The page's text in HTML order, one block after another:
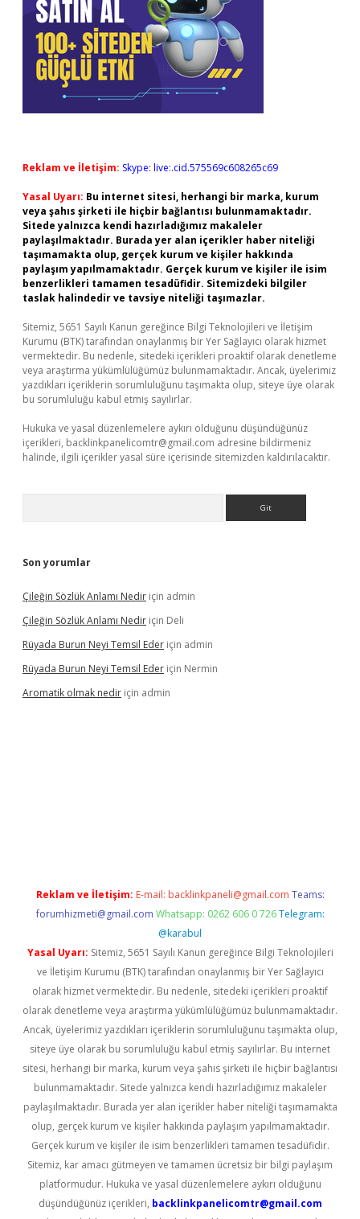
Reklam ve İletişim: Skype: live:.cid.575569c608265c69
Yasal Uyarı: Bu internet sitesi, herhangi bir marka, kurum
veya şahıs şirketi ile hiçbir bağlantısı bulunmamaktadır.
Sitede yalnızca kendi hazırladığımız makaleler
paylaşılmaktadır. Burada yer alan içerikler haber niteliği
taşımamakta olup, gerçek kurum ve kişiler hakkında
paylaşım yapılmamaktadır. Gerçek kurum ve kişiler ile isim
benzerlikleri tamamen tesadüfidir. Sitemizdeki bilgiler
taslak halindedir ve tavsiye niteliği taşımazlar.
Sitemiz, 5651 Sayılı Kanun gereğince Bilgi Teknolojileri ve İletişim
Kurumu (BTK) tarafından onaylanmış bir Yer Sağlayıcı olarak hizmet
vermektedir. Bu nedenle, sitedeki içerikleri proaktif olarak denetleme
veya araştırma yükümlülüğümüz bulunmamaktadır. Ancak, üyelerimiz
yazdıkları içeriklerin sorumluluğunu taşımakta olup, siteye üye olarak
bu sorumluluğu kabul etmiş sayılırlar.
Hukuka ve yasal düzenlemelere aykırı olduğunu düşündüğünüz
içerikleri, backlinkpanelicomtr@gmail.com adresine bildirmeniz
halinde, ilgili içerikler yasal süre içerisinde sitemizden kaldırılacaktır.
Son yorumlar
Çileğin Sözlük Anlamı Nedir için admin
Çileğin Sözlük Anlamı Nedir için Deli
Rüyada Burun Neyi Temsil Eder için admin
Rüyada Burun Neyi Temsil Eder için Nermin
Aromatik olmak nedir için admin
Reklam ve İletişim: E-mail: backlinkpaneli@gmail.com Teams:
forumhizmeti@gmail.com Whatsapp: 0262 606 0 726 Telegram:
@karabul
Yasal Uyarı: Sitemiz, 5651 Sayılı Kanun gereğince Bilgi Teknolojileri
ve İletişim Kurumu (BTK) tarafından onaylanmış bir Yer Sağlayıcı
olarak hizmet vermektedir. Bu nedenle, sitedeki içerikleri proaktif
olarak denetleme veya araştırma yükümlülüğümüz bulunmamaktadır.
Ancak, üyelerimiz yazdıkları içeriklerin sorumluluğunu taşımakta olup,
siteye üye olarak bu sorumluluğu kabul etmiş sayılırlar. Bu internet
sitesi, herhangi bir marka, kurum veya şahıs şirketi ile hiçbir bağlantısı
bulunmamaktadır. Sitede yalnızca kendi hazırladığımız makaleler
paylaşılmaktadır. Burada yer alan içerikler haber niteliği taşımamakta
olup, gerçek kurum ve kişiler hakkında paylaşım yapılmamaktadır.
Gerçek kurum ve kişiler ile isim benzerlikleri tamamen tesadüfidir.
Sitemiz, kar amacı gütmeyen ve tamamen ücretsiz bir bilgi paylaşım
platformudur. Hukuka ve yasal düzenlemelere aykırı olduğunu
düşündüğünüz içerikleri, backlinkpanelicomtr@gmail.com